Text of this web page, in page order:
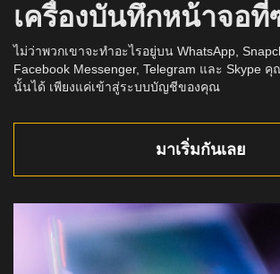
เครื่องบันทึกหน้าจอ
ไม่ว่าพวกเขาจะทำอะไรอยู่บน WhatsApp,
Facebook Messenger, Telegram และ Skype คุ
นั้นได้ เพียงแค่เข้าสู่ระบบบัญชีของคุณ
มาเริ่มกันเลย